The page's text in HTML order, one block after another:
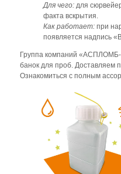
Для чего: для
факта вскрытия.
Как работает: при
появляется надпись
Группа компаний «АСПЛОМБ-
банок для проб. Доставляем
Ознакомиться с полным